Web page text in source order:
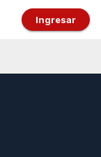
Ingresar